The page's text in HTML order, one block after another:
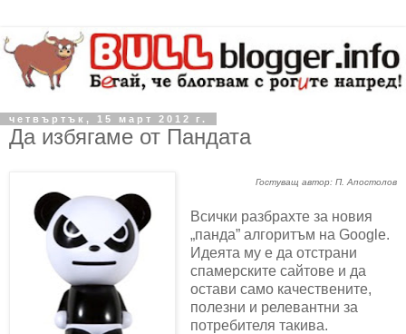
четвъртък, 15 март 2012 г.
Да избягаме от Пандата
Гостуващ автор: П. Апостолов
Всички разбрахте за новия
„панда” алгоритъм на Google.
Идеята му е да отстрани
спамерските сайтове и да
остави само качествените,
полезни и релевантни за
потребителя такива.